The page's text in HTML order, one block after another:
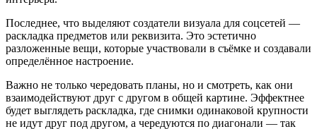
Последнее, что выделяют создатели визуала для соцсетей —
раскладка предметов или реквизита. Это эстетично
разложенные вещи, которые участвовали в съёмке и создавали
определённое настроение.
Важно не только чередовать планы, но и смотреть, как они
взаимодействуют друг с другом в общей картине. Эффектнее
будет выглядеть раскладка, где снимки одинаковой крупности
не идут друг под другом, а чередуются по диагонали — так